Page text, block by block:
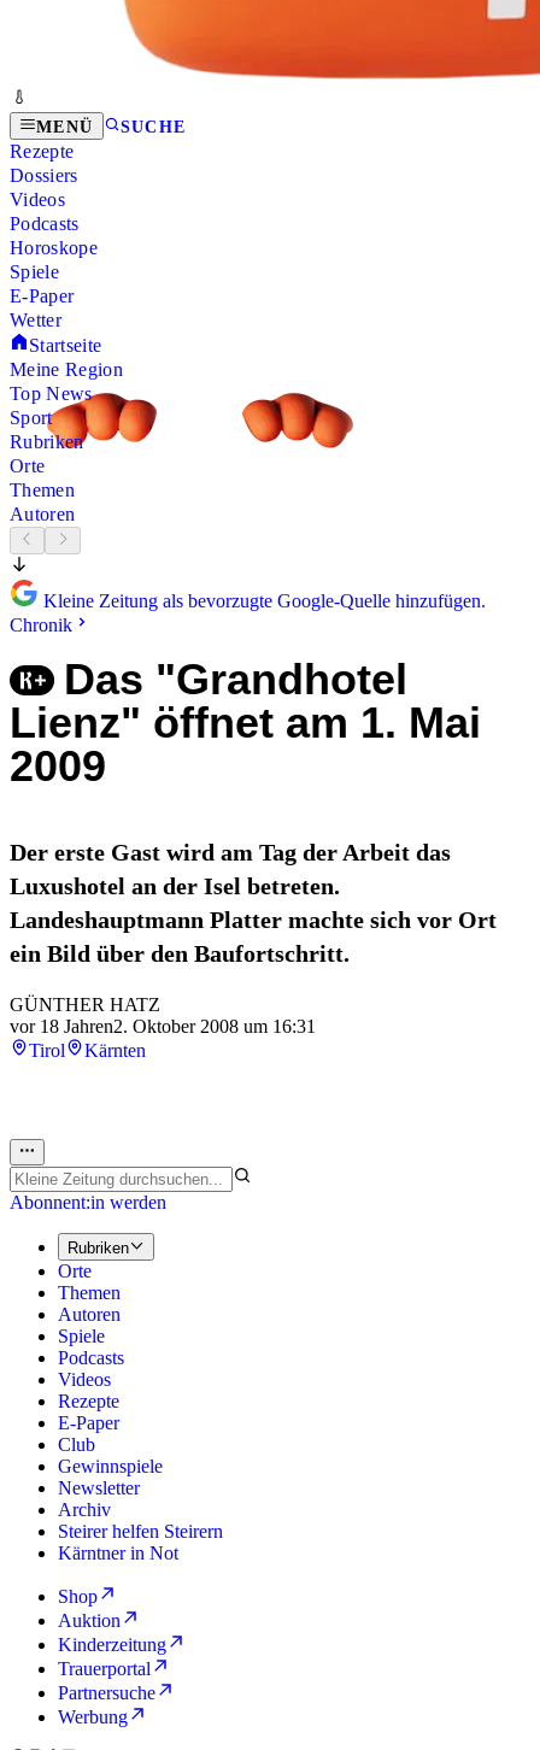
MENÜ SUCHE
Rezepte
Dossiers
Videos
Podcasts
Horoskope
Spiele
E-Paper
Wetter
Startseite
Meine Region
Top News
Sport
Rubriken
Orte
Themen
Autoren
Kleine Zeitung als bevorzugte Google-Quelle hinzufügen.
Chronik
Das "Grandhotel
Lienz" öffnet am 1. Mai
2009
Der erste Gast wird am Tag der Arbeit das
Luxushotel an der Isel betreten.
Landeshauptmann Platter machte sich vor Ort
ein Bild über den Baufortschritt.
GÜNTHER HATZ
vor 18 Jahren2. Oktober 2008 um 16:31
Tirol
Kärnten
Abonnent:in werden
Rubriken
Orte
Themen
Autoren
Spiele
Podcasts
Videos
Rezepte
E-Paper
Club
Gewinnspiele
Newsletter
Archiv
Steirer helfen Steirern
Kärntner in Not
Shop
Auktion
Kinderzeitung
Trauerportal
Partnersuche
Werbung